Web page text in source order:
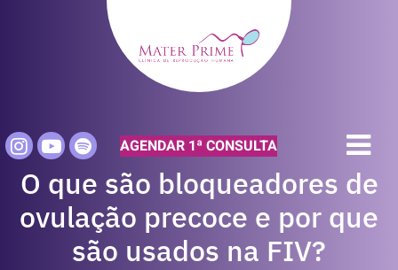
AGENDAR 1ª CONSULTA
O que são bloqueadores de
ovulação precoce e por que
são usados na FIV?